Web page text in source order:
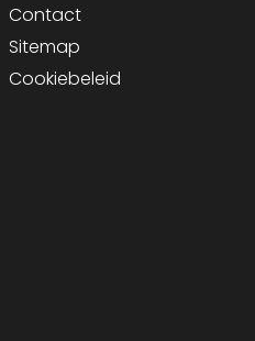
Contact
Sitemap
Cookiebeleid